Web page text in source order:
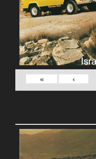
›
»